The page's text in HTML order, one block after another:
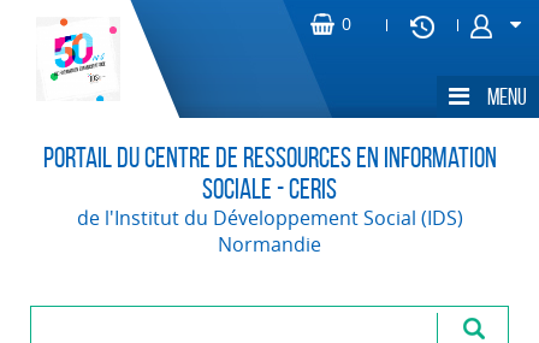
Portail du Centre de Ressources en Information
Sociale - CERIS
de l'Institut du Développement Social (IDS)
Normandie